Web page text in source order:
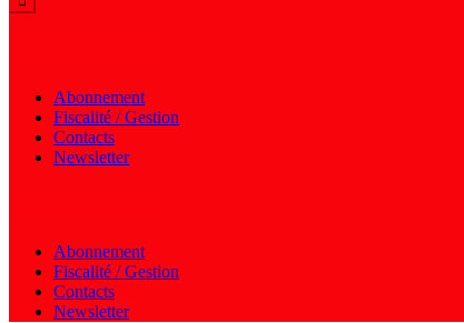
Abonnement
Fiscalité / Gestion
Contacts
Newsletter
Abonnement
Fiscalité / Gestion
Contacts
Newsletter